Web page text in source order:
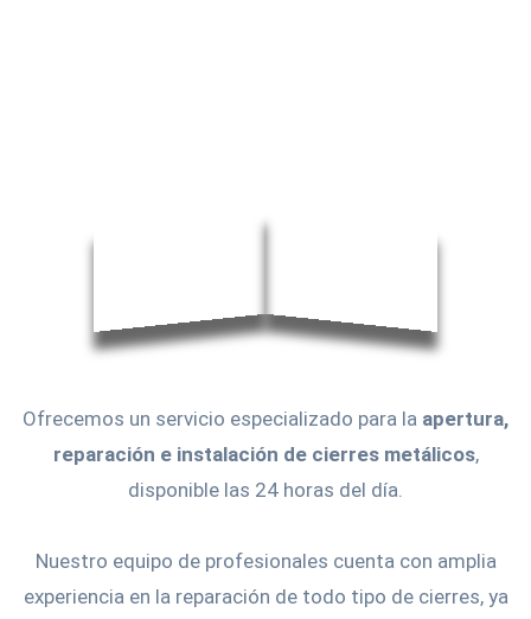
Ofrecemos un servicio especializado para la apertura,
reparación e instalación de cierres metálicos,
disponible las 24 horas del día.
Nuestro equipo de profesionales cuenta con amplia
experiencia en la reparación de todo tipo de cierres, ya